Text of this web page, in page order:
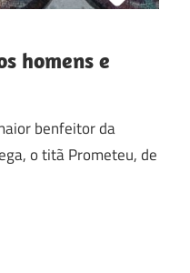
homens e
benfeitor da
o titã Prometeu, de